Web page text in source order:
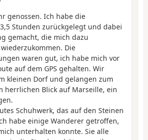
genossen. Ich habe die
Stunden zurückgelegt und dabei
gemacht, die mich dazu
Die
waren gut, ich habe mich vor
auf dem GPS gehalten. Wir
kleinen Dorf und gelangen zum
herrlichen Blick auf Marseille, ein
Schuhwerk, das auf den Steinen
habe einige Wanderer getroffen,
unterhalten konnte. Sie alle